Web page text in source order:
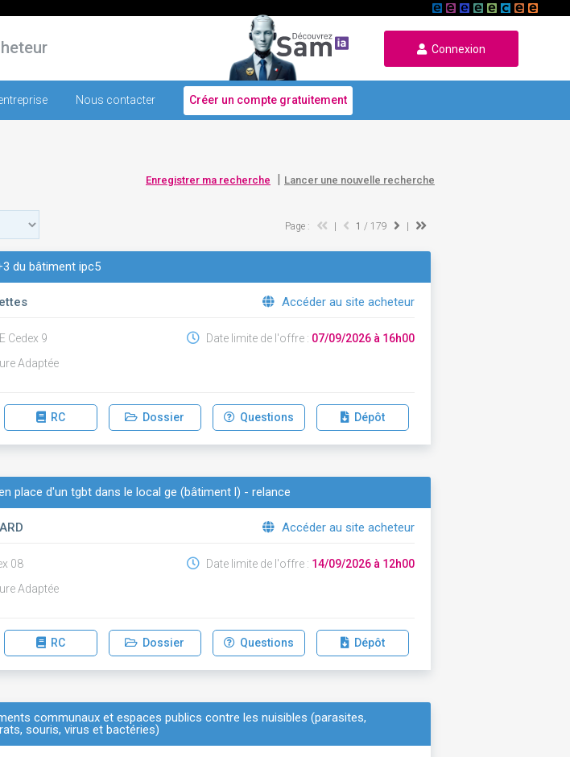
Connexion
Nous contacter Créer un compte gratuitement
Enregistrer ma recherche | Lancer une nouvelle recherche
Page : 1 / 179
du bâtiment ipc5
Accéder au site acheteur
Cedex 9
Adaptée
Date limite de l'offre : 07/09/2026 à 16h00
RC Dossier Questions Dépôt
place d'un tgbt dans le local ge (bâtiment l) - relance
Accéder au site acheteur
08
Adaptée
Date limite de l'offre : 14/09/2026 à 12h00
RC Dossier Questions Dépôt
communaux et espaces publics contre les nuisibles (parasites,
souris, virus et bactéries)